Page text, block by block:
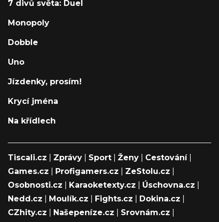
7 divů světa: Duel
Monopoly
Dobble
Uno
Jízdenky, prosím!
Krycí jména
Na křídlech
Tiscali.cz Zprávy Sport Ženy Cestování|
Games.cz
Profigamers.cz ZeStolu.cz
Osobnosti.cz
Karaoketexty.cz Úschovna.cz
Nedd.cz
Moulík.cz Fights.cz Dokina.cz
CZhity.cz
Našepeníze.cz Srovnám.cz